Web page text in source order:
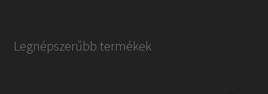
Legnépszerűbb termékek